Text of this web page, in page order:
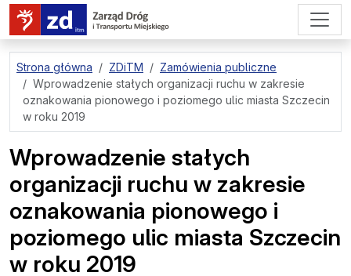
przejdź do treści strony
Strona główna ZDiTM
Zamówienia publiczne
Wprowadzenie stałych organizacji ruchu w zakresie
oznakowania pionowego i poziomego ulic miasta Szczecin
w roku 2019
Wprowadzenie stałych
organizacji ruchu w zakresie
oznakowania pionowego i
poziomego ulic miasta Szczecin
w roku 2019